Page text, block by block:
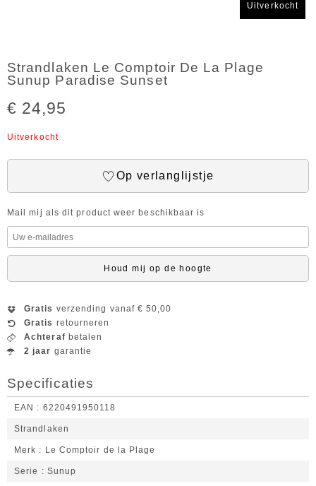
Uitverkocht
Strandlaken Le Comptoir De La Plage
Sunup Paradise Sunset
€ 24,95
Uitverkocht
Op verlanglijstje
Mail mij als dit product weer beschikbaar is
Houd mij op de hoogte
Gratis verzending vanaf € 50,00
Gratis retourneren
Achteraf betalen
2 jaar garantie
Specificaties
EAN 6220491950118
Strandlaken
Merk Le Comptoir de la Plage
Serie Sunup